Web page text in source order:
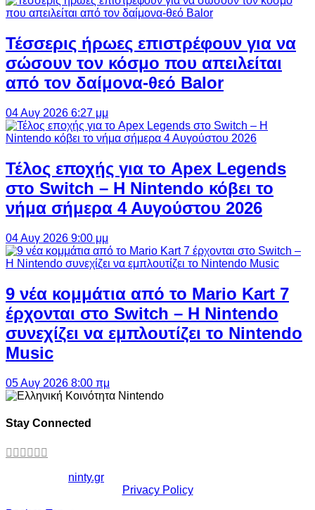
Τέσσερις ήρωες επιστρέφουν για να
σώσουν τον κόσμο που απειλείται
από τον δαίμονα-θεό Balor
04 Αυγ 2026 6:27 μμ
Τέλος εποχής για το Apex Legends
στο Switch – Η Nintendo κόβει το
νήμα σήμερα 4 Αυγούστου 2026
04 Αυγ 2026 9:00 μμ
9 νέα κομμάτια από το Mario Kart 7
έρχονται στο Switch – Η Nintendo
συνεχίζει να εμπλουτίζει το Nintendo
Music
05 Αυγ 2026 8:00 πμ
Stay Connected
ninty.gr
Privacy Policy